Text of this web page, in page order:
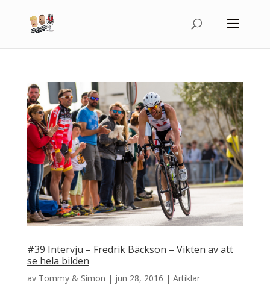
#39 Intervju – Fredrik Bäckson – Vikten av att
se hela bilden
av Tommy & Simon | jun 28, 2016 | Artiklar